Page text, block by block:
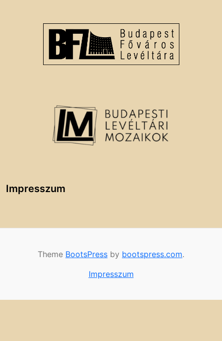
Impresszum
Theme BootsPress by bootspress.com.
Impresszum